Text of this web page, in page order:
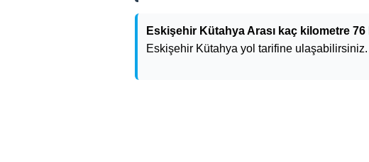
Eskişehir Kütahya Arası kaç kilometre 76
Eskişehir Kütahya yol tarifine ulaşabilirsiniz.